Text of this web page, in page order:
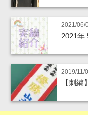
2021/06/
2021年
2019/11/
【刺